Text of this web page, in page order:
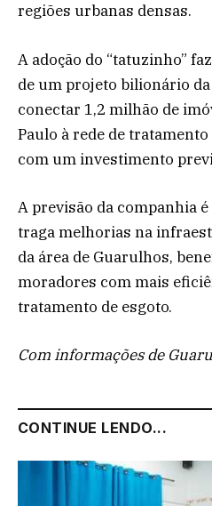
regiões urbanas densas.
A adoção do “tatuzinho”
de um projeto bilionário da
conectar 1,2 milhão de
Paulo à rede de
com um investimento
A previsão da companhia
traga melhorias na
da área de Guarulhos,
moradores com mais
tratamento de esgoto.
Com informações de
CONTINUE LENDO...